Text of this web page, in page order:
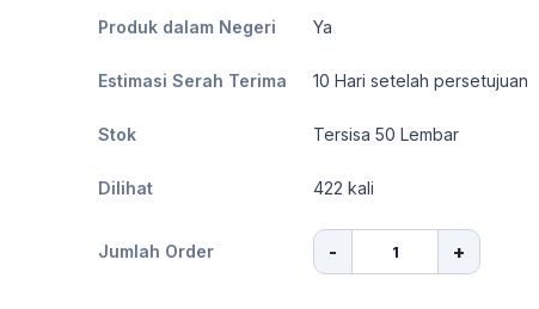
Produk dalam Negeri Ya
Estimasi Serah Terima 10 Hari setelah persetujuan
Stok Tersisa 50 Lembar
Dilihat 422 kali
Jumlah Order - +